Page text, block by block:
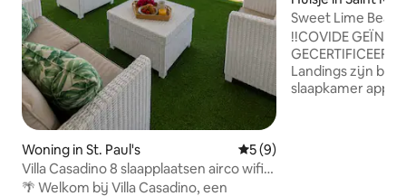
Woning in St. Paul's Gemiddelde beoordeling
5 (9)
Villa Casadino 8 slaapplaatsen airco wifi
uitzicht op de oceaan
🌴 Welkom bij Villa Casadino, een
Sweet Lime
!!COVIDE
Landings zijn
slaapkamer